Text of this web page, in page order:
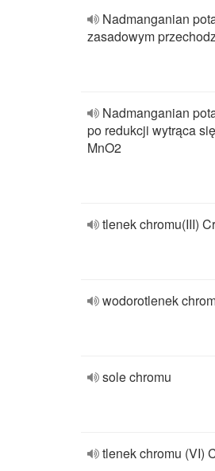
Nadmanganian
zasadowym
Nadmanganian
po redukcji wytrąca
MnO2
tlenek chromu(III)
wodorotlenek
sole chromu
tlenek chromu (VI)